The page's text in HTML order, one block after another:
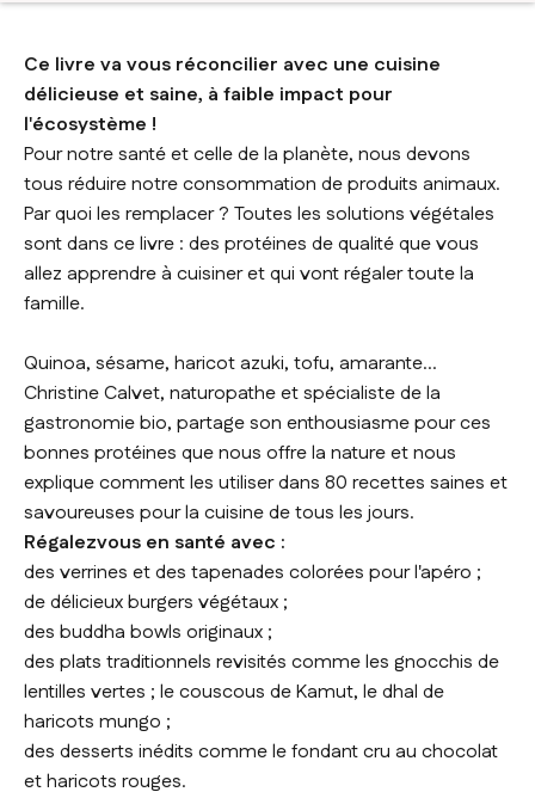
Ce livre va vous réconcilier avec une cuisine
délicieuse et saine, à faible impact pour
l'écosystème !
Pour notre santé et celle de la planète, nous devons
tous réduire notre consommation de produits animaux.
Par quoi les remplacer ? Toutes les solutions végétales
sont dans ce livre : des protéines de qualité que vous
allez apprendre à cuisiner et qui vont régaler toute la
famille.
Quinoa, sésame, haricot azuki, tofu, amarante...
Christine Calvet, naturopathe et spécialiste de la
gastronomie bio, partage son enthousiasme pour ces
bonnes protéines que nous offre la nature et nous
explique comment les utiliser dans 80 recettes saines et
savoureuses pour la cuisine de tous les jours.
Régalezvous en santé avec :
des verrines et des tapenades colorées pour l'apéro ;
de délicieux burgers végétaux ;
des buddha bowls originaux ;
des plats traditionnels revisités comme les gnocchis de
lentilles vertes ; le couscous de Kamut, le dhal de
haricots mungo ;
des desserts inédits comme le fondant cru au chocolat
et haricots rouges.